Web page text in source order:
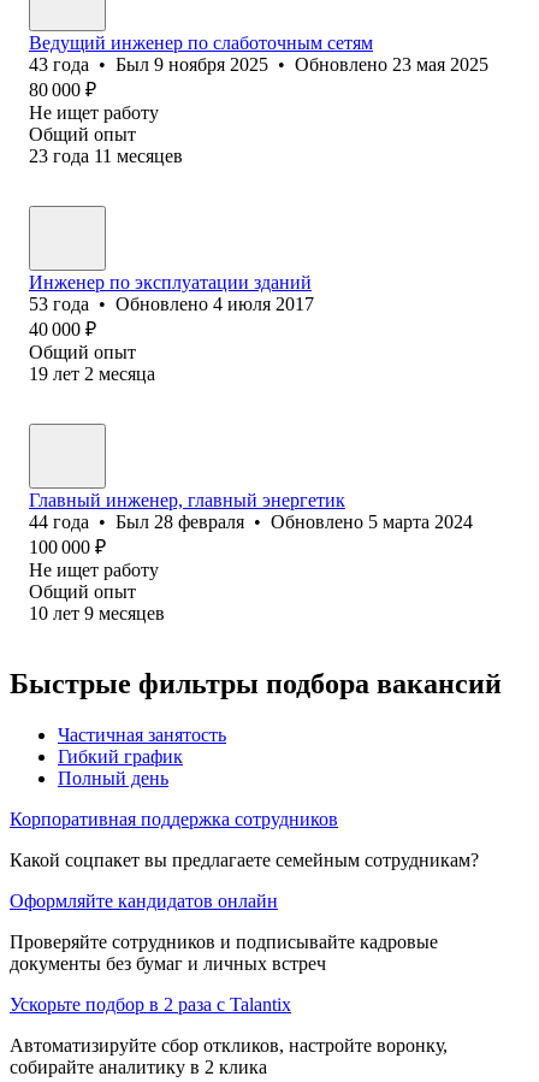
Ведущий инженер по слаботочным сетям
43 года • Был 9 ноября 2025 • Обновлено 23 мая 2025
80 000 ₽
Не ищет работу
Общий опыт
23 года 11 месяцев
Инженер по эксплуатации зданий
53 года • Обновлено 4 июля 2017
40 000 ₽
Общий опыт
19 лет 2 месяца
Главный инженер, главный энергетик
44 года • Был 28 февраля • Обновлено 5 марта 2024
100 000 ₽
Не ищет работу
Общий опыт
10 лет 9 месяцев
Быстрые фильтры подбора вакансий
Частичная занятость
Гибкий график
Полный день
Корпоративная поддержка сотрудников
Какой соцпакет вы предлагаете семейным сотрудникам?
Оформляйте кандидатов онлайн
Проверяйте сотрудников и подписывайте кадровые
документы без бумаг и личных встреч
Ускорьте подбор в 2 раза с Talantix
Автоматизируйте сбор откликов, настройте воронку,
собирайте аналитику в 2 клика